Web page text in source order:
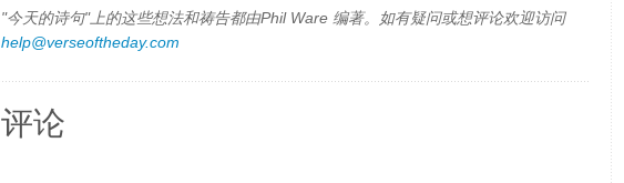
"今天的诗句"上的这些想法和祷告都由Phil Ware 编著。如有疑问或想评论欢迎访问
help@verseoftheday.com
评论